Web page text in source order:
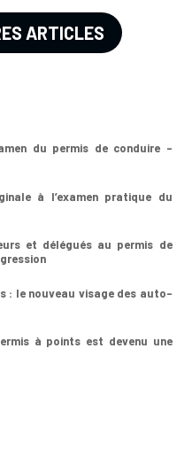
ARTICLES
du permis de conduire –
à l’examen pratique du
et délégués au permis de
: le nouveau visage des auto-
à points est devenu une